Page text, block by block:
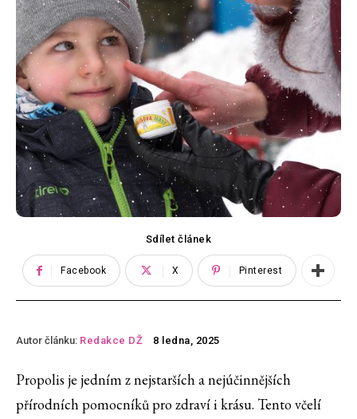
Sdílet článek
Facebook X Pinterest
Autor článku: Redakce DŽ 8 ledna, 2025
Propolis je jedním z nejstarších a nejúčinnějších
přírodních pomocníků pro zdraví i krásu. Tento včelí